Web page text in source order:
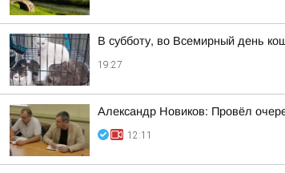
В субботу, во Всемирный день
19:27
Александр Новиков: Провёл
12:11